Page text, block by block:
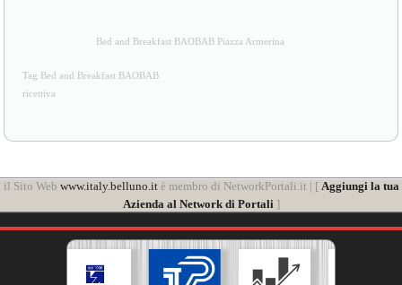
Bed and Breakfast BAOBAB Piazza Armerina
Tag Bed and Breakfast BAOBAB
ricettiva
il Sito Web www.italy.belluno.itè membro di NetworkPortali.it | [ Aggiungi la tua
Azienda al Network di Portali ]